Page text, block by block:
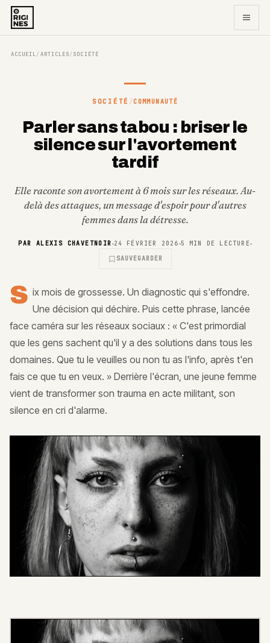
ACCUEIL / ARTICLES / SOCIÉTÉ
SOCIÉTÉ /COMMUNAUTÉ
Parler sans tabou : briser le
silence sur l'avortement
tardif
Elle raconte son avortement à 6 mois sur les réseaux. Au-
delà des attaques, un message d'espoir pour d'autres
femmes dans la détresse.
PAR ALEXIS CHAVETNOIR 24 FÉVRIER 2026 5
MIN DE LECTURE
SAUVEGARDER
S ix mois de grossesse. Un diagnostic qui s'effondre.
Une décision qui déchire. Puis cette phrase, lancée
face caméra sur les réseaux sociaux : « C'est primordial
que les gens sachent qu'il y a des solutions dans tous les
domaines. Que tu le veuilles ou non tu as l'info, après t'en
fais ce que tu en veux. » Derrière l'écran, une jeune femme
vient de transformer son trauma en acte militant, son
silence en cri d'alarme.